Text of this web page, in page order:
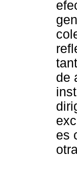
de
es